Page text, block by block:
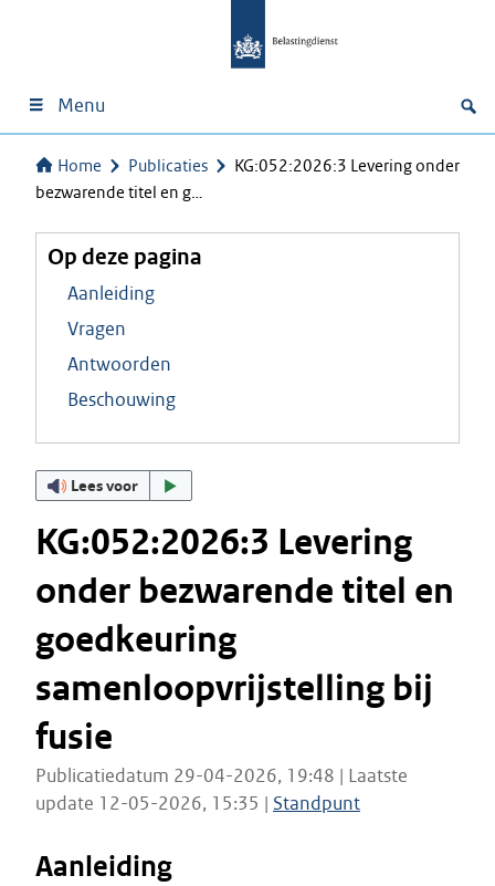
Menu
Home Publicaties
KG:052:2026:3 Levering onder
bezwarende titel en g…
Op deze pagina
Aanleiding
Vragen
Antwoorden
Beschouwing
Lees voor
KG:052:2026:3 Levering
onder bezwarende titel en
goedkeuring
samenloopvrijstelling bij
fusie
Publicatiedatum 29-04-2026, 19:48 | Laatste
update 12-05-2026, 15:35 | Standpunt
Aanleiding